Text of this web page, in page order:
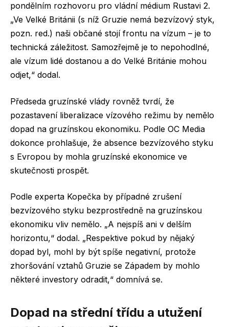
pondělním rozhovoru pro vládní médium Rustavi 2.
„Ve Velké Británii (s níž Gruzie nemá bezvízový styk,
pozn. red.) naši občané stojí frontu na vízum – je to
technická záležitost. Samozřejmě je to nepohodlné,
ale vízum lidé dostanou a do Velké Británie mohou
odjet,“ dodal.
Předseda gruzínské vlády rovněž tvrdí, že
pozastavení liberalizace vízového režimu by nemělo
dopad na gruzínskou ekonomiku. Podle OC Media
dokonce prohlašuje, že absence bezvízového styku
s Evropou by mohla gruzínské ekonomice ve
skutečnosti prospět.
Podle experta Kopečka by případné zrušení
bezvízového styku bezprostředně na gruzínskou
ekonomiku vliv nemělo. „A nejspíš ani v delším
horizontu,“ dodal. „Respektive pokud by nějaký
dopad byl, mohl by být spíše negativní, protože
zhoršování vztahů Gruzie se Západem by mohlo
některé investory odradit,“ domnívá se.
Dopad na střední třídu a utužení